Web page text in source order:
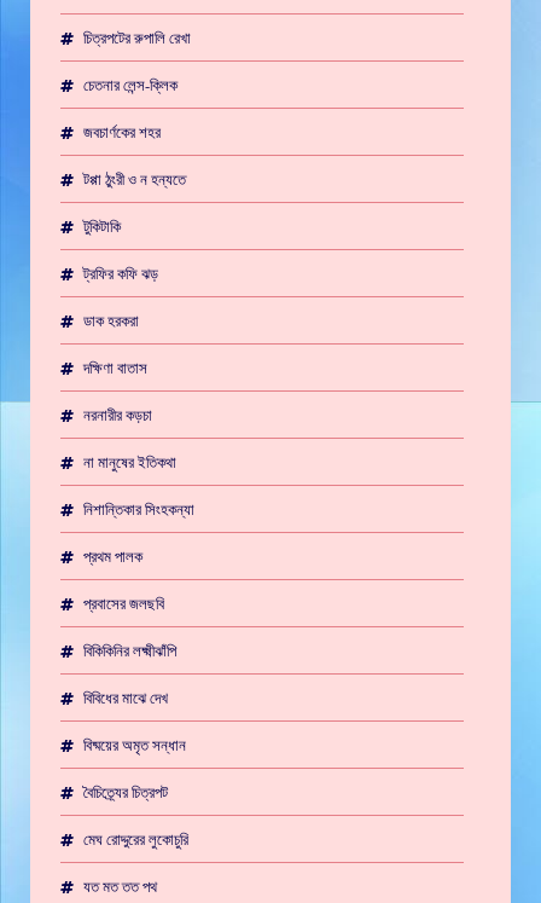
চিত্রপটের রুপালি রেখা
চেতনার লেন্স-ক্লিক
জবচার্ণকের শহর
টপ্পা ঠুংরী ও ন হন্যতে
টুকিটাকি
ট্রফির কফি ঝড়
ডাক হরকরা
দক্ষিণা বাতাস
নরনারীর কড়চা
না মানুষের ইতিকথা
নিশান্তিকার সিংহকন্যা
প্রথম পালক
প্রবাসের জলছবি
বিকিকিনির লক্ষ্মীঝাঁপি
বিবিধের মাঝে দেখ
বিষ্ময়ের অমৃত সন্ধান
বৈচিত্র্যের চিত্রপট
মেঘ রোদ্দুরের লুকোচুরি
যত মত তত পথ